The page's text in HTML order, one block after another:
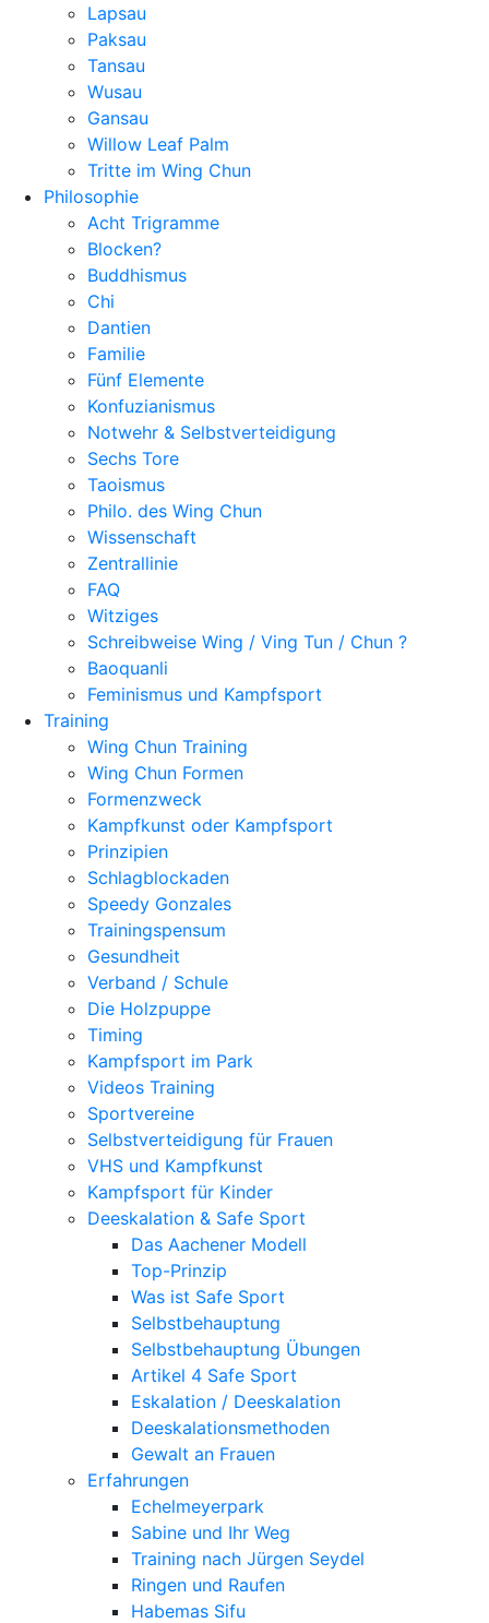
Lapsau
Paksau
Tansau
Wusau
Gansau
Willow Leaf Palm
Tritte im Wing Chun
Philosophie
Acht Trigramme
Blocken?
Buddhismus
Chi
Dantien
Familie
Fünf Elemente
Konfuzianismus
Notwehr & Selbstverteidigung
Sechs Tore
Taoismus
Philo. des Wing Chun
Wissenschaft
Zentrallinie
FAQ
Witziges
Schreibweise Wing / Ving Tun / Chun ?
Baoquanli
Feminismus und Kampfsport
Training
Wing Chun Training
Wing Chun Formen
Formenzweck
Kampfkunst oder Kampfsport
Prinzipien
Schlagblockaden
Speedy Gonzales
Trainingspensum
Gesundheit
Verband / Schule
Die Holzpuppe
Timing
Kampfsport im Park
Videos Training
Sportvereine
Selbstverteidigung für Frauen
VHS und Kampfkunst
Kampfsport für Kinder
Deeskalation & Safe Sport
Das Aachener Modell
Top-Prinzip
Was ist Safe Sport
Selbstbehauptung
Selbstbehauptung Übungen
Artikel 4 Safe Sport
Eskalation / Deeskalation
Deeskalationsmethoden
Gewalt an Frauen
Erfahrungen
Echelmeyerpark
Sabine und Ihr Weg
Training nach Jürgen Seydel
Ringen und Raufen
Habemas Sifu